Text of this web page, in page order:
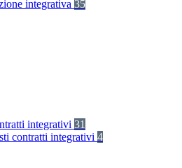
integrativa 35
integrativi 31
contratti integrativi 4